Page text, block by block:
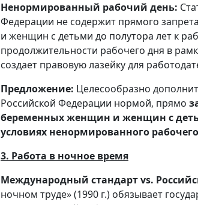
Ненормированный рабочий день:
Федерации не содержит прямого
и женщин с детьми до полутора лет к
продолжительности рабочего дня в
создает правовую лазейку для
Предложение: Целесообразно
Российской Федерации нормой, прямо
беременных женщин и женщин с
условиях ненормированного
3. Работа в ночное время
Международный стандарт vs.
ночном труде» (1990 г.) обязывает